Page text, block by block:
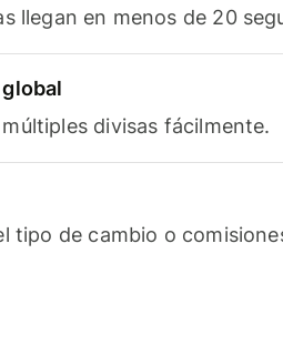
llegan en menos de 20
divisas fácilmente.
tipo de cambio o